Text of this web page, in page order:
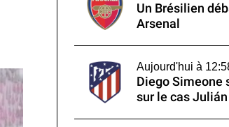
Un Brésilien
Arsenal
Aujourd'hui à
Diego Simeone
sur le cas